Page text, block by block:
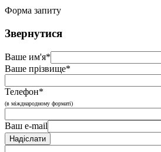
Форма запиту
Звернутися
Ваше им'я*
Ваше прізвище*
Телефон*
(в міжднародному форматі)
Ваш e-mail